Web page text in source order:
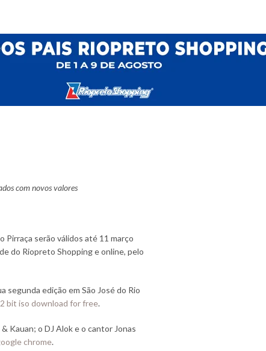
com novos valores
Pirraça serão válidos até 11 março
do Riopreto Shopping e online, pelo
segunda edição em São José do Rio
bit iso download for free.
Kauan; o DJ Alok e o cantor Jonas
chrome.